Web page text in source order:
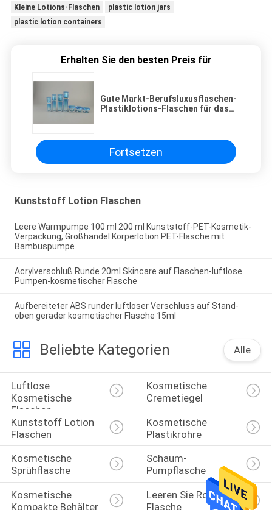
Kleine Lotions-Flaschen
plastic lotion jars
plastic lotion containers
Erhalten Sie den besten Preis für
Gute Markt-Berufsluxusflaschen-
Plastiklotions-Flaschen für das
Fortsetzen
Kunststoff Lotion Flaschen
Leere Warmpumpe 100 ml 200 ml Kunststoff-PET-Kosmetik-
Verpackung, Großhandel Körperlotion PET-Flasche mit
Bambuspumpe
Acrylverschluß Runde 20ml Skincare auf Flaschen-luftlose
Pumpen-kosmetischer Flasche
Aufbereiteter ABS runder luftloser Verschluss auf Stand-
oben gerader kosmetischer Flasche 15ml
Beliebte Kategorien Alle
Luftlose
Kosmetische
Flaschen
Kosmetische
Cremetiegel
Kunststoff Lotion
Flaschen
Kosmetische
Plastikrohre
Kosmetische
Sprühflasche
Schaum-
Pumpflasche
Kosmetische
Kompakte Behälter
Leeren Sie Rolle Auf
Flasche